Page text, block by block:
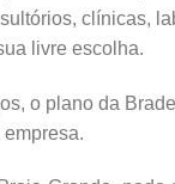
clínicas,
livre escolha.
o plano da